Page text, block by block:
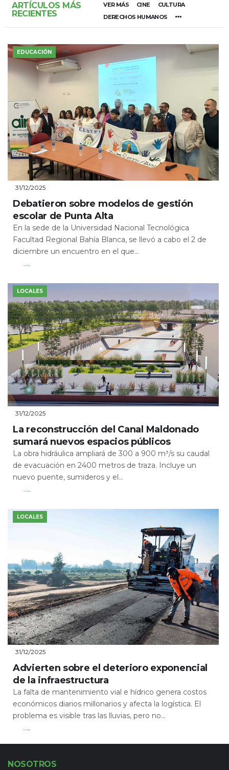
ARTÍCULOS MÁS
RECIENTES
VER MÁS CINE
CULTURA
DERECHOS HUMANOS
EDUCACIÓN
31/12/2025
Debatieron sobre modelos de gestión
escolar de Punta Alta
En la sede de la Universidad Nacional Tecnológica
Facultad Regional Bahía Blanca, se llevó a cabo el 2 de
diciembre un encuentro en el que...
Leer Más
LOCALES
31/12/2025
La reconstrucción del Canal Maldonado
sumará nuevos espacios públicos
La obra hidráulica ampliará de 300 a 900 m³/s su caudal
de evacuación en 2400 metros de traza. Incluye un
nuevo puente, sumideros y el...
Leer Más
LOCALES
31/12/2025
Advierten sobre el deterioro exponencial
de la infraestructura
La falta de mantenimiento vial e hídrico genera costos
económicos diarios millonarios y afecta la logística. El
problema es visible tras las lluvias, pero no...
Leer Más
NOSOTROS